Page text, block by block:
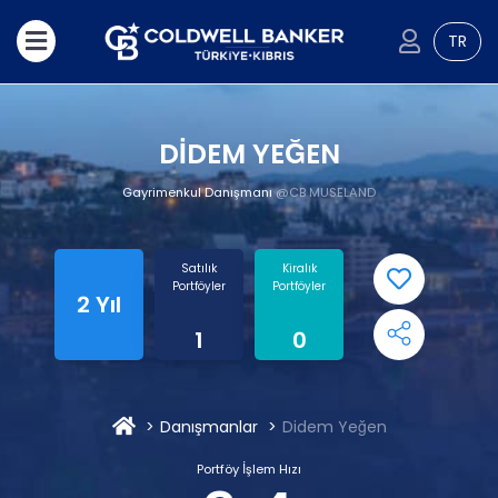
TR
DİDEM YEĞEN
Gayrimenkul Danışmanı@CB MUSELAND
2 Yıl
Satılık
Portföyler
1
Kiralık
Portföyler
0
Danışmanlar Didem Yeğen
Portföy İşlem Hızı